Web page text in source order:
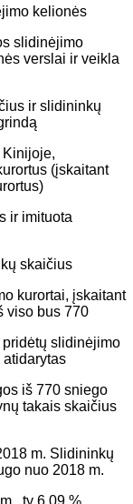
kelionės
slidinėjimo
verslai ir veikla
ir slidininkų
Kinijoje,
(įskaitant
ir imituota
skaičius
kurortai, įskaitant
viso bus 770
slidinėjimo
atidarytas
iš 770 sniego
takais skaičius
m. Slidininkų
nuo 2018 m.
ty 6,09 %